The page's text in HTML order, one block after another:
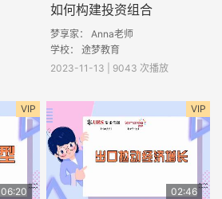
如何构建投资组合
梦享家： Anna老师
学校： 途梦教育
2023-11-13 | 9043 次播放
VIP
06:20
VIP
02:46